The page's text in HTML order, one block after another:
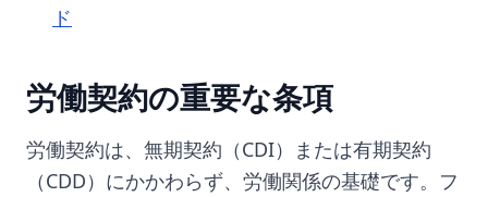
ド
労働契約の重要な条項
労働契約は、無期契約（CDI）または有期契約
（CDD）にかかわらず、労働関係の基礎です。フ